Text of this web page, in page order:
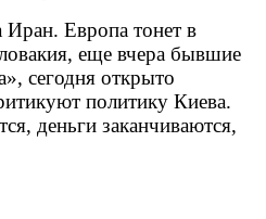
Европа тонет в
еще вчера бывшие
сегодня открыто
политику Киева.
деньги заканчиваются,